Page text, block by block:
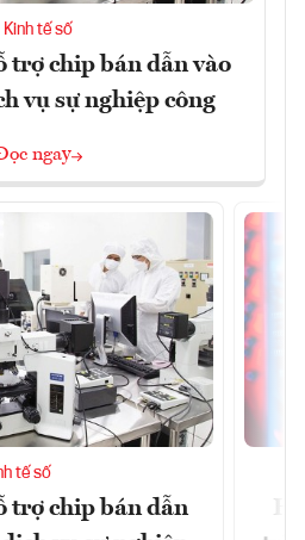
Kinh tế số
trợ chip bán dẫn vào
vụ sự nghiệp công
ngay
tế số
trợ chip bán dẫn